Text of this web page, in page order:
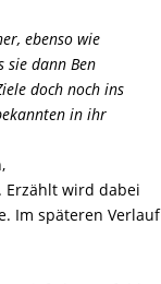
ebenso wie
sie dann Ben
doch noch ins
in ihr
Erzählt wird dabei
Im späteren Verlauf